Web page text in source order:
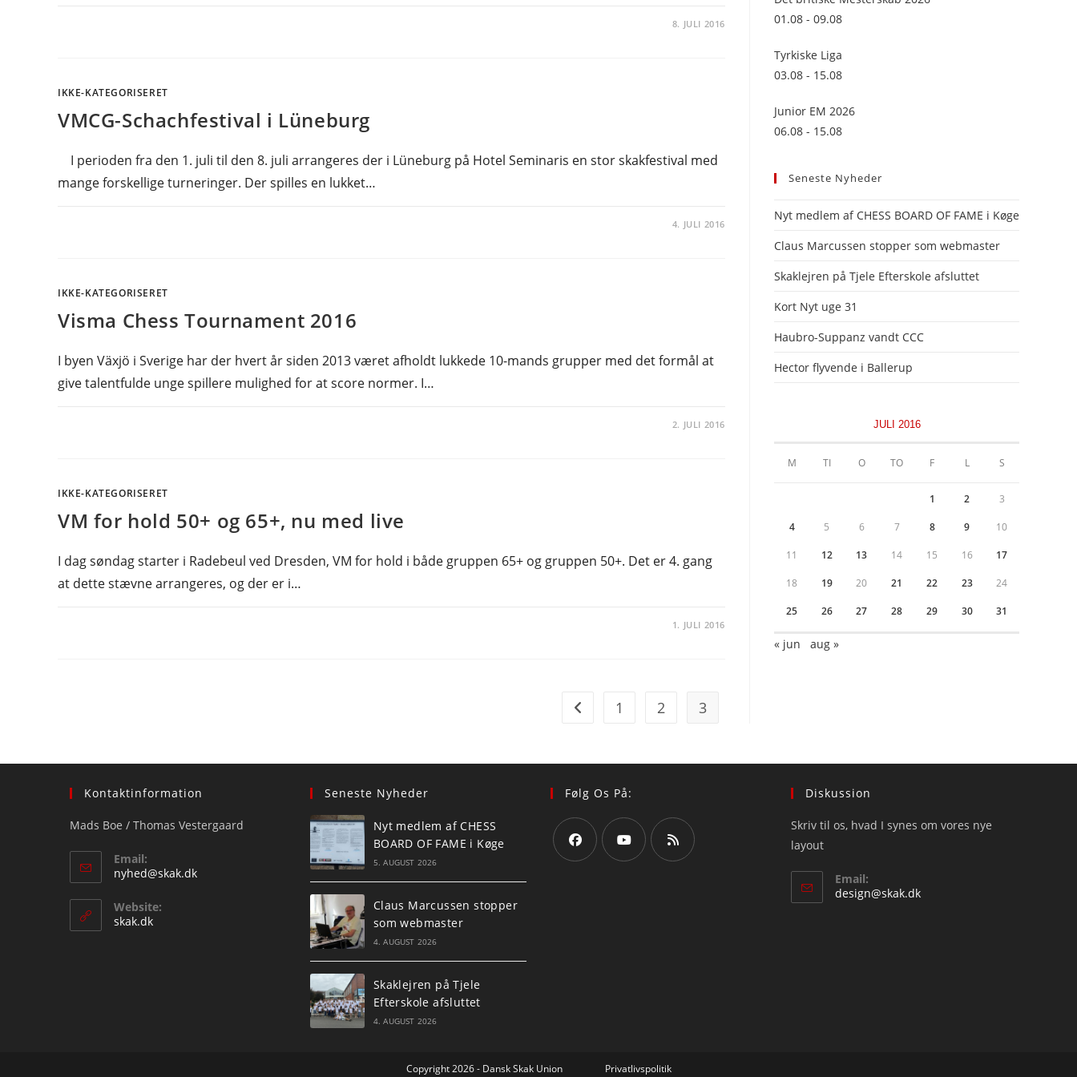
8. JULI 2016
IKKE-KATEGORISERET
VMCG-Schachfestival i Lüneburg
I perioden fra den 1. juli til den 8. juli arrangeres der i Lüneburg på Hotel Seminaris en stor skakfestival med
mange forskellige turneringer. Der spilles en lukket…
4. JULI 2016
IKKE-KATEGORISERET
Visma Chess Tournament 2016
I byen Växjö i Sverige har der hvert år siden 2013 været afholdt lukkede 10-mands grupper med det formål at
give talentfulde unge spillere mulighed for at score normer. I…
2. JULI 2016
IKKE-KATEGORISERET
VM for hold 50+ og 65+, nu med live
I dag søndag starter i Radebeul ved Dresden, VM for hold i både gruppen 65+ og gruppen 50+. Det er 4. gang
at dette stævne arrangeres, og der er i…
1. JULI 2016
Go to the previous page
1 2 3
01.08 - 09.08
Tyrkiske Liga
03.08 - 15.08
Junior EM 2026
06.08 - 15.08
Seneste Nyheder
Nyt medlem af CHESS BOARD OF FAME i Køge
Claus Marcussen stopper som webmaster
Skaklejren på Tjele Efterskole afsluttet
Kort Nyt uge 31
Haubro-Suppanz vandt CCC
Hector flyvende i Ballerup
JULI 2016
M TI O TO F L S
1 2 3
4 5 6 7 8 9 10
11 12 13 14 15 16 17
18 19 20 21 22 23 24
25 26 27 28 29 30 31
« jun aug »
Kontaktinformation
Mads Boe / Thomas Vestergaard
Email:
nyhed@skak.dkOpens
Website:
skak.dk
Seneste Nyheder
Nyt medlem af CHESS
BOARD OF FAME i Køge
5. AUGUST 2026
Claus Marcussen stopper
som webmaster
4. AUGUST 2026
Skaklejren på Tjele
Efterskole afsluttet
4. AUGUST 2026
Følg Os På: Diskussion
Skriv til os, hvad I synes om vores nye
layout
Email:
design@skak.dkOpens
Copyright 2026 - Dansk Skak Union Privatlivspolitik